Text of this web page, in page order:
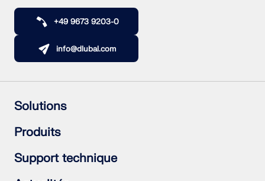
+49 9673 9203-0
info@dlubal.com
Solutions
Structures en béton armé
Structures acier
Structures en bois
Assemblages acier
Produits
RFEM 6
RSTAB 9
RSECTION 1
Support technique